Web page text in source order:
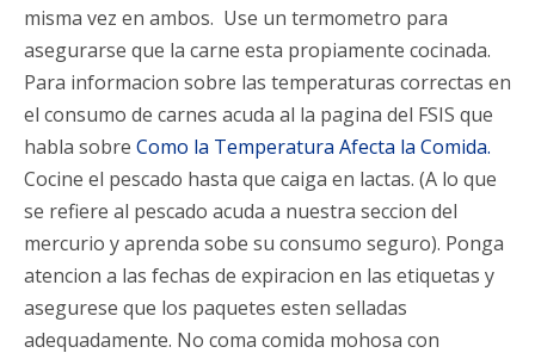
misma vez en ambos. Use un termometro para
asegurarse que la carne esta propiamente cocinada.
Para informacion sobre las temperaturas correctas en
el consumo de carnes acuda al la pagina del FSIS que
habla sobre Como la Temperatura Afecta la Comida.
Cocine el pescado hasta que caiga en lactas. (A lo que
se refiere al pescado acuda a nuestra seccion del
mercurio y aprenda sobe su consumo seguro). Ponga
atencion a las fechas de expiracion en las etiquetas y
asegurese que los paquetes esten selladas
adequadamente. No coma comida mohosa con